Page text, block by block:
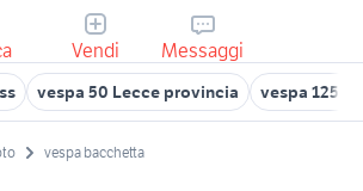
Vendi Messaggi
vespa 50 Lecce provincia vespa 125
vespa bacchetta